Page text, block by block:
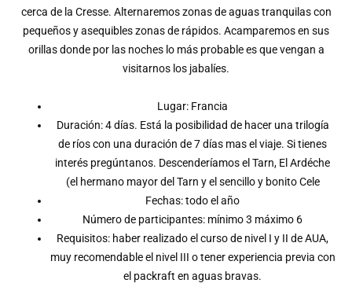
cerca de la Cresse. Alternaremos zonas de aguas tranquilas con
pequeños y asequibles zonas de rápidos. Acamparemos en sus
orillas donde por las noches lo más probable es que vengan a
visitarnos los jabalíes.
Lugar: Francia
Duración: 4 días. Está la posibilidad de hacer una trilogía
de ríos con una duración de 7 días mas el viaje. Si tienes
interés pregúntanos. Descenderíamos el Tarn, El Ardéche
(el hermano mayor del Tarn y el sencillo y bonito Cele
Fechas: todo el año
Número de participantes: mínimo 3 máximo 6
Requisitos: haber realizado el curso de nivel I y II de AUA,
muy recomendable el nivel III o tener experiencia previa con
el packraft en aguas bravas.